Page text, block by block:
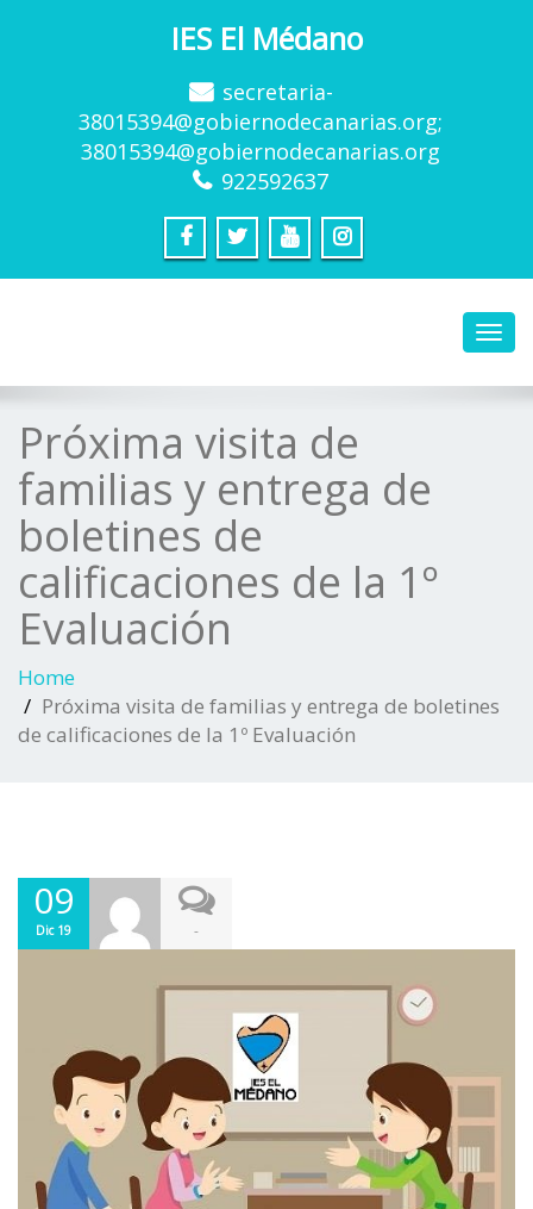
IES El Médano
secretaria-
38015394@gobiernodecanarias.org;
38015394@gobiernodecanarias.org
922592637
Próxima visita de
familias y entrega de
boletines de
calificaciones de la 1º
Evaluación
Home
Próxima visita de familias y entrega de boletines
de calificaciones de la 1º Evaluación
09
Dic 19 -